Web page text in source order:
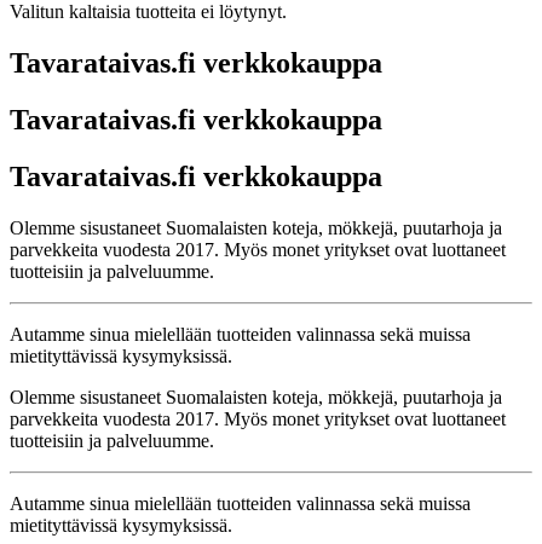
Valitun kaltaisia tuotteita ei löytynyt.
Tavarataivas.fi verkkokauppa
Tavarataivas.fi verkkokauppa
Tavarataivas.fi verkkokauppa
Olemme sisustaneet Suomalaisten koteja, mökkejä, puutarhoja ja
parvekkeita vuodesta 2017. Myös monet yritykset ovat luottaneet
tuotteisiin ja palveluumme.
Autamme sinua mielellään tuotteiden valinnassa sekä muissa
mietityttävissä kysymyksissä.
Olemme sisustaneet Suomalaisten koteja, mökkejä, puutarhoja ja
parvekkeita vuodesta 2017. Myös monet yritykset ovat luottaneet
tuotteisiin ja palveluumme.
Autamme sinua mielellään tuotteiden valinnassa sekä muissa
mietityttävissä kysymyksissä.